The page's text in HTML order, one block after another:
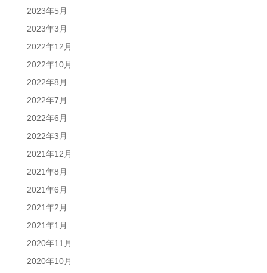
2023年5月
2023年3月
2022年12月
2022年10月
2022年8月
2022年7月
2022年6月
2022年3月
2021年12月
2021年8月
2021年6月
2021年2月
2021年1月
2020年11月
2020年10月